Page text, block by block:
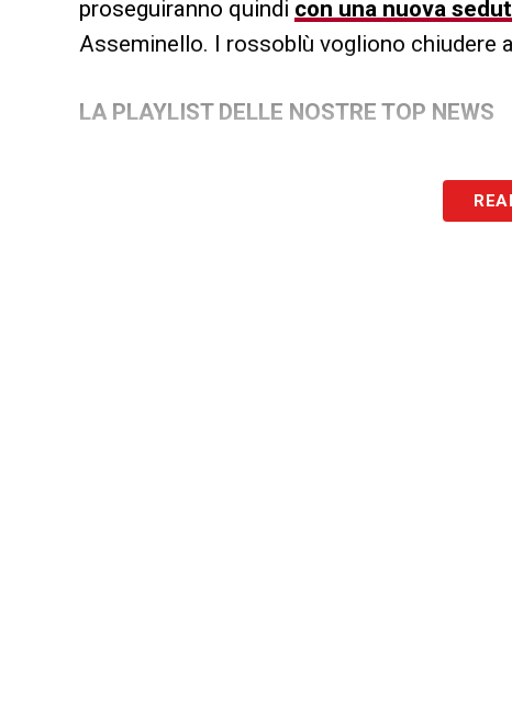
proseguiranno quindi con una nuova
Asseminello. I rossoblù vogliono chiudere
LA PLAYLIST DELLE NOSTRE TOP NEWS